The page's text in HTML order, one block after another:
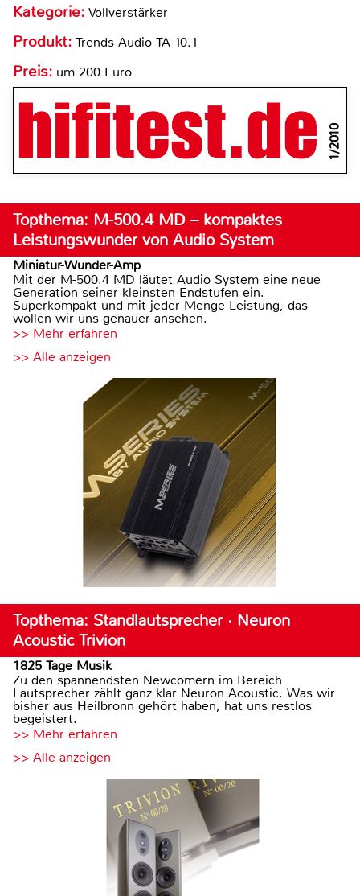
Kategorie: Vollverstärker
Produkt: Trends Audio TA-10.1
Preis: um 200 Euro
1/2010
Topthema: M-500.4 MD – kompaktes
Leistungswunder von Audio System
Miniatur-Wunder-Amp
Mit der M-500.4 MD läutet Audio System eine neue
Generation seiner kleinsten Endstufen ein.
Superkompakt und mit jeder Menge Leistung, das
wollen wir uns genauer ansehen.
>> Mehr erfahren
>> Alle anzeigen
Topthema: Standlautsprecher · Neuron
Acoustic Trivion
1825 Tage Musik
Zu den spannendsten Newcomern im Bereich
Lautsprecher zählt ganz klar Neuron Acoustic. Was wir
bisher aus Heilbronn gehört haben, hat uns restlos
begeistert.
>> Mehr erfahren
>> Alle anzeigen